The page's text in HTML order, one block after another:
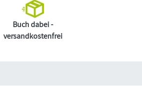
Buch dabei -
versandkostenfrei